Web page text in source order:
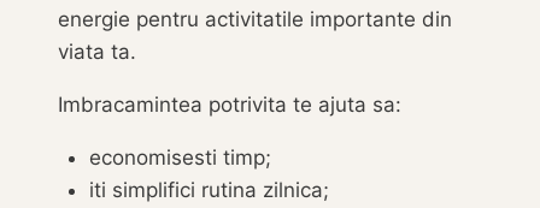
energie pentru activitatile importante din
viata ta.
Imbracamintea potrivita te ajuta sa:
economisesti timp;
iti simplifici rutina zilnica;